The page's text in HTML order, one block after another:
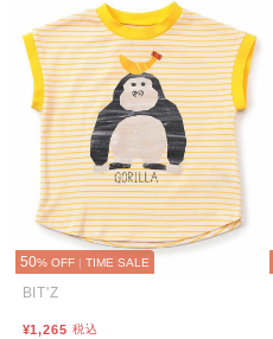
50% OFF | TIME SALE
BIT'Z
¥1,265 税込